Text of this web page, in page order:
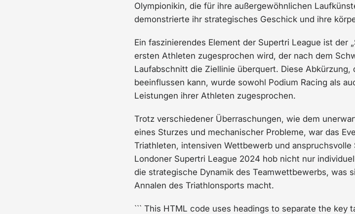
Olympionikin, die für ihre außergewöhnlichen
demonstrierte ihr strategisches Geschick und ihre
Ein faszinierendes Element der Supertri League ist der
ersten Athleten zugesprochen wird, der nach dem
Laufabschnitt die Ziellinie überquert. Diese Abkürzung,
beeinflussen kann, wurde sowohl Podium Racing als
Leistungen ihrer Athleten zugesprochen.
Trotz verschiedener Überraschungen, wie dem
eines Sturzes und mechanischer Probleme, war das
Triathleten, intensiven Wettbewerb und
Londoner Supertri League 2024 hob nicht nur
die strategische Dynamik des Teamwettbewerbs, was
Annalen des Triathlonsports macht.
``` This HTML code uses headings to separate the key